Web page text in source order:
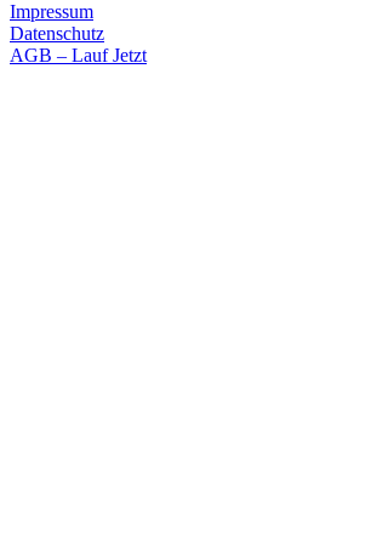
Impressum
Datenschutz
AGB – Lauf Jetzt